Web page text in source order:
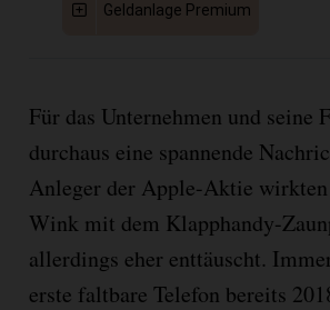
Geldanlage Premium
Für das Unternehmen und seine
durchaus eine spannende
Anleger der Apple-Aktie wirkten
Wink mit dem Klapphandy-
allerdings eher enttäuscht.
erste faltbare Telefon bereits